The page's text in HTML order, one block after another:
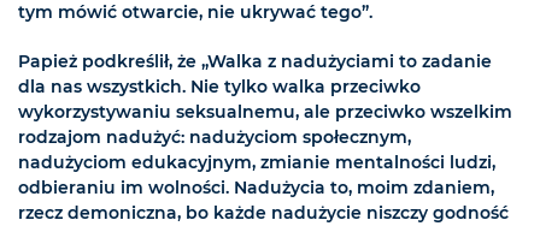
tym mówić otwarcie, nie ukrywać tego”.
Papież podkreślił, że „Walka z nadużyciami to zadanie
dla nas wszystkich. Nie tylko walka przeciwko
wykorzystywaniu seksualnemu, ale przeciwko wszelkim
rodzajom nadużyć: nadużyciom społecznym,
nadużyciom edukacyjnym, zmianie mentalności ludzi,
odbieraniu im wolności. Nadużycia to, moim zdaniem,
rzecz demoniczna, bo każde nadużycie niszczy godność